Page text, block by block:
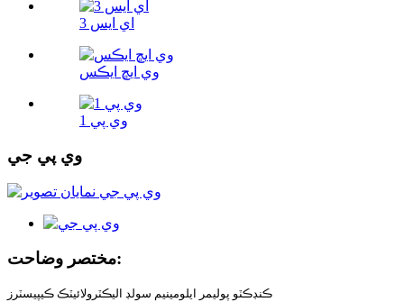
اي ايس 3
وي ايڇ ايڪس
وي پي 1
وي پي جي
مختصر وضاحت:
ڪنڊڪٽو پوليمر ايلومينيم سولڊ اليڪٽرولائيٽڪ ڪيپيسٽرز